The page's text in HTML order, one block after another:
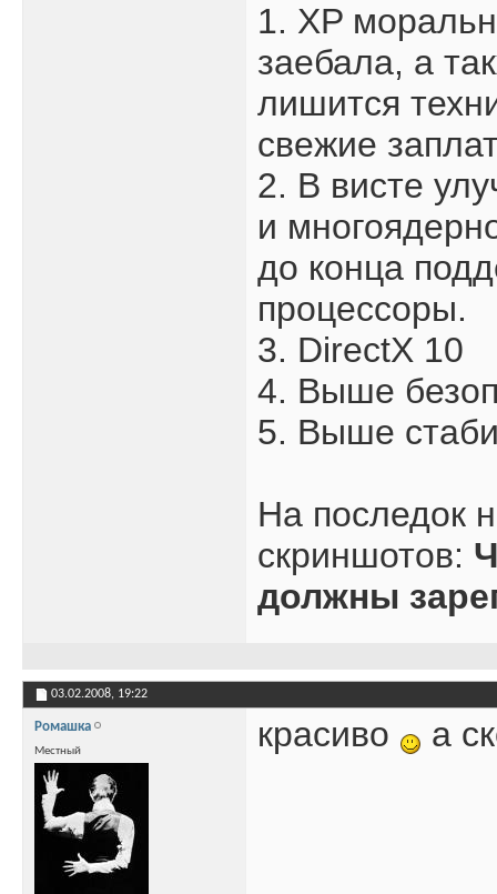
1. XP
заебала, а
лишится
свежие
2. В висте
и
до конца
процессоры.
3. DirectX 10
4. Выше
5. Выше
На последок
скриншотов:
должны
03.02.2008, 19:22
Ромашка
Местный красиво а